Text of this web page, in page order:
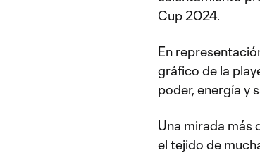
Cup 2024.
En
gráfico de la
poder, energía y
Una mirada más
el tejido de